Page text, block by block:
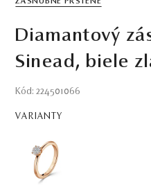
Diamantový
Sinead, biele
Kód: 224501066
VARIANTY